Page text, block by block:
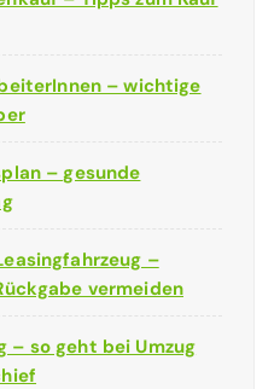
– wichtige
– gesunde
–
vermeiden
– so geht bei Umzug